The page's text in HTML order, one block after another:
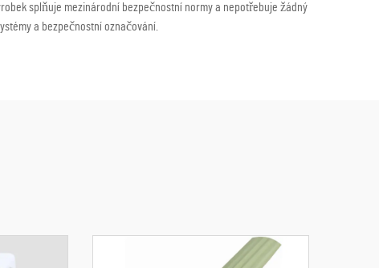
splňuje mezinárodní bezpečnostní normy a nepotřebuje žádný
a bezpečnostní označování.